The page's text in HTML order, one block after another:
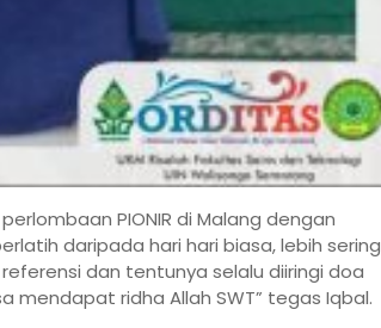
PIONIR di Malang dengan
daripada hari hari biasa, lebih sering
dan tentunya selalu diiringi doa
ridha Allah SWT” tegas Iqbal.